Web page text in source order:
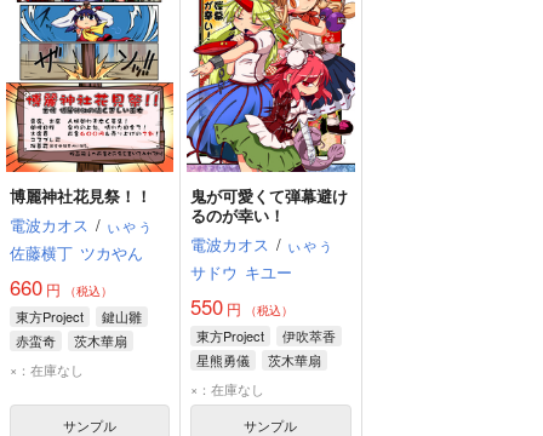
博麗神社花見祭！！
電波カオス / ぃゃぅ
佐藤横丁 ツカやん
660 円 （税込）
東方Project
鍵山雛
赤蛮奇
茨木華扇
×：在庫なし
サンプル
鬼が可愛くて弾幕避け
るのが幸い！
電波カオス / ぃゃぅ
サドウ キユー
550 円 （税込）
東方Project
伊吹萃香
星熊勇儀
茨木華扇
×：在庫なし
サンプル